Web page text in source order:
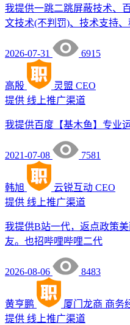
我提供一跳二跳屏蔽技术、
文技术(不判罚)、技术支持
2026-07-31 6915
高殷 灵盟 CEO
提供 线上推广渠道
我提供百度【基木鱼】专业
2021-07-08 7581
韩旭 云锐互动 CEO
提供 线上推广渠道
我提供B站一代，返点政策
友。也招哔哩哔哩二代
2026-08-06 8483
黄亨鹏 厦门龙商 商务
提供 线上推广渠道